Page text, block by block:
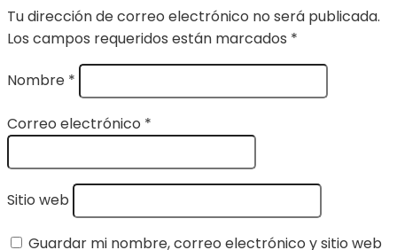
Tu dirección de correo electrónico no será publicada.
Los campos requeridos están marcados *
Nombre *
Correo electrónico *
Sitio web
Guardar mi nombre, correo electrónico y sitio web